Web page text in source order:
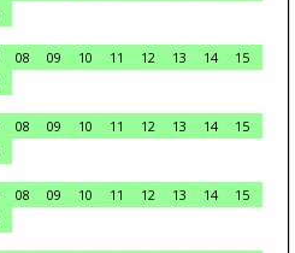
08 09 10 11 12 13 14
15
08 09 10 11 12 13 14
15
08 09 10 11 12 13 14
15